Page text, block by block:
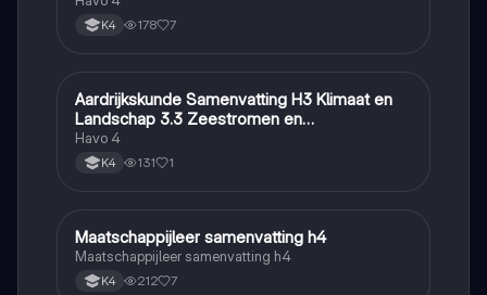
K4 178 7
Aardrijkskunde
Aardrijkskunde Samenvatting H3 Klimaat en
Landschap 3.3 Zeestromen en
Klimaatgebieden • BuiteNLand
Havo 4
K4 131 1
Maatschappijleer
Maatschappijleer samenvatting h4
Maatschappijleer samenvatting h4
K4 212 7